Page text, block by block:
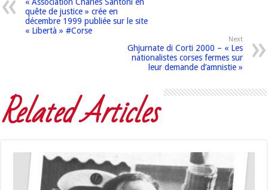
« Association Charles Santoni en
quête de justice » crée en
décembre 1999 publiée sur le site
« Libertà » #Corse
Next
Ghjurnate di Corti 2000 – « Les
nationalistes corses fermes sur
leur demande d’amnistie »
Related Articles